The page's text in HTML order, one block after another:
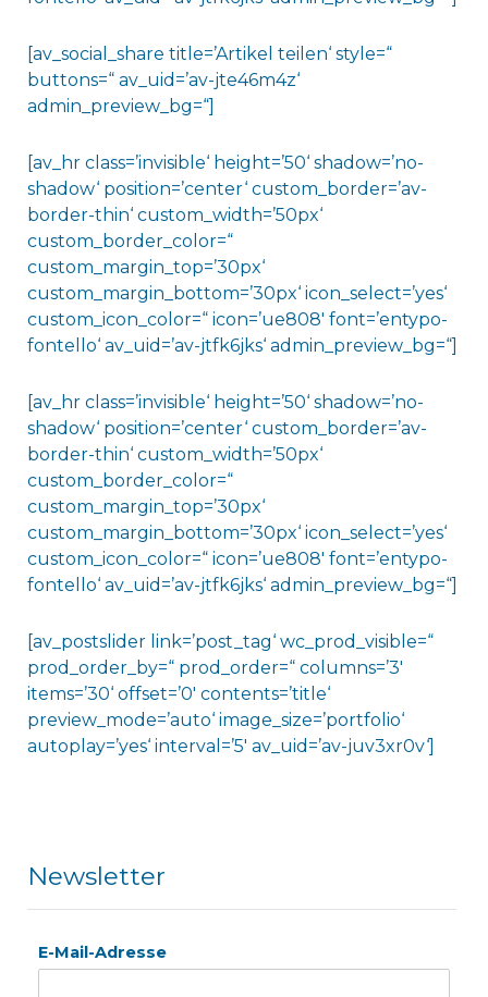
[av_social_share title=’Artikel teilen‘ style=“
buttons=“ av_uid=’av-jte46m4z‘
admin_preview_bg=“]
[av_hr class=’invisible‘ height=’50‘ shadow=’no-
shadow‘ position=’center‘ custom_border=’av-
border-thin‘ custom_width=’50px‘
custom_border_color=“
custom_margin_top=’30px‘
custom_margin_bottom=’30px‘ icon_select=’yes‘
custom_icon_color=“ icon=’ue808′ font=’entypo-
fontello‘ av_uid=’av-jtfk6jks‘ admin_preview_bg=“]
[av_hr class=’invisible‘ height=’50‘ shadow=’no-
shadow‘ position=’center‘ custom_border=’av-
border-thin‘ custom_width=’50px‘
custom_border_color=“
custom_margin_top=’30px‘
custom_margin_bottom=’30px‘ icon_select=’yes‘
custom_icon_color=“ icon=’ue808′ font=’entypo-
fontello‘ av_uid=’av-jtfk6jks‘ admin_preview_bg=“]
[av_postslider link=’post_tag‘ wc_prod_visible=“
prod_order_by=“ prod_order=“ columns=’3′
items=’30‘ offset=’0′ contents=’title‘
preview_mode=’auto‘ image_size=’portfolio‘
autoplay=’yes‘ interval=’5′ av_uid=’av-juv3xr0v‘]
Newsletter
E-Mail-Adresse